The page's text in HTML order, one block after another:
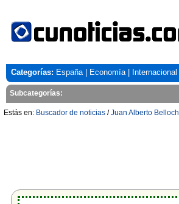
Categorías: España| Economía| Internacional
Subcategorías:
Estás en: Buscador de noticias /Juan Alberto Belloch